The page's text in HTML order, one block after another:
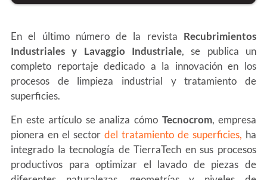
En el último número de la revista Recubrimientos
Industriales y Lavaggio Industriale, se publica un
completo reportaje dedicado a la innovación en los
procesos de limpieza industrial y tratamiento de
superficies.
En este artículo se analiza cómo Tecnocrom, empresa
pionera en el sector del tratamiento de superficies, ha
integrado la tecnología de TierraTech en sus procesos
productivos para optimizar el lavado de piezas de